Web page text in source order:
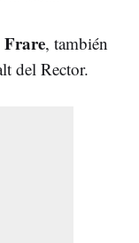
Frare, también
del Rector.